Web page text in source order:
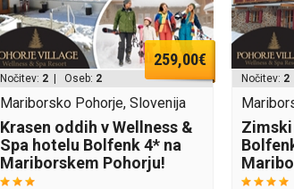
259,00€
Nočitev: 2 | Oseb: 2
Mariborsko Pohorje, Slovenija
Krasen oddih v Wellness &
Spa hotelu Bolfenk 4* na
Mariborskem Pohorju!
Nočitev: 2